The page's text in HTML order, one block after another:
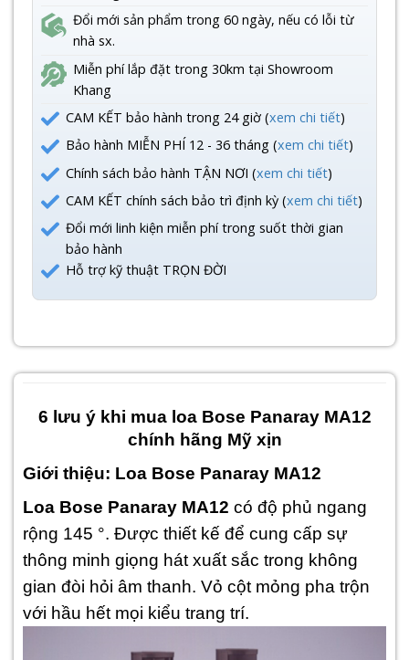
Đổi mới sản phẩm trong 60 ngày, nếu có lỗi từ
nhà sx.
Miễn phí lắp đặt trong 30km tại Showroom
Khang
CAM KẾT bảo hành trong 24 giờ (xem chi tiết)
Bảo hành MIỄN PHÍ 12 - 36 tháng (xem chi tiết)
Chính sách bảo hành TẬN NƠI (xem chi tiết)
CAM KẾT chính sách bảo trì định kỳ (xem chi tiết)
Đổi mới linh kiện miễn phí trong suốt thời gian
bảo hành
Hỗ trợ kỹ thuật TRỌN ĐỜI
6 lưu ý khi mua loa Bose Panaray MA12
chính hãng Mỹ xịn
Giới thiệu: Loa Bose Panaray MA12
Loa Bose Panaray MA12 có độ phủ ngang
rộng 145 °. Được thiết kế để cung cấp sự
thông minh giọng hát xuất sắc trong không
gian đòi hỏi âm thanh. Vỏ cột mỏng pha trộn
với hầu hết mọi kiểu trang trí.